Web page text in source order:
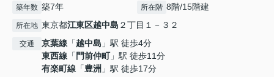
築年数 築7年 所在階 8階/15階建
所在地 東京都江東区越中島 ２丁目１－３２
交通 京葉線 「越中島 」駅 徒歩4分
東西線 「 門前仲町」駅 徒歩11分
有楽町線 「豊洲 」駅 徒歩17分